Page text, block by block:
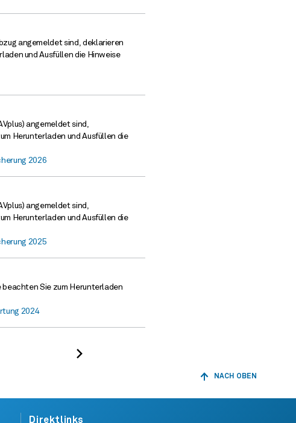
angemeldet sind, deklarieren
und Ausfüllen die Hinweise
angemeldet sind,
Herunterladen und Ausfüllen die
2026
angemeldet sind,
Herunterladen und Ausfüllen die
2025
Sie zum Herunterladen
2024
Nächste
NACH OBEN
ZURÜCK
ANFANG
Direktlinks